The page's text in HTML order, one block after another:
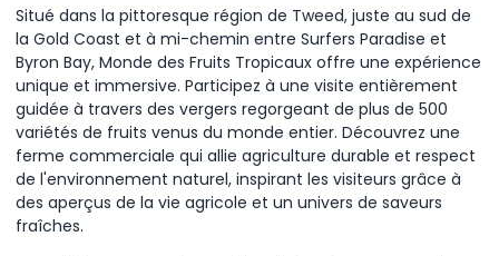
Situé dans la pittoresque région de Tweed, juste au sud de
la Gold Coast et à mi-chemin entre Surfers Paradise et
Byron Bay, Monde des Fruits Tropicaux offre une expérience
unique et immersive. Participez à une visite entièrement
guidée à travers des vergers regorgeant de plus de 500
variétés de fruits venus du monde entier. Découvrez une
ferme commerciale qui allie agriculture durable et respect
de l'environnement naturel, inspirant les visiteurs grâce à
des aperçus de la vie agricole et un univers de saveurs
fraîches.